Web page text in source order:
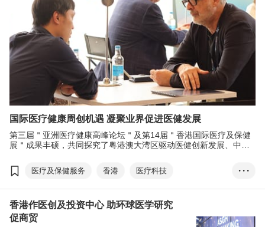
国际医疗健康周创机遇 凝聚业界促进医健发展
第三届＂亚洲医疗健康高峰论坛＂及第14届＂香港国际医疗及保健
展＂成果丰硕，共同探究了粤港澳大湾区驱动医健创新发展、中西
医疗及保健服务 香港
医疗科技
产学研合作
商贸配对
国际医疗健康周
亚洲医疗健康高峰论坛
香港国际医疗及保健展
• • •
香港作医创及投资中心 助环球医学研究
促商贸